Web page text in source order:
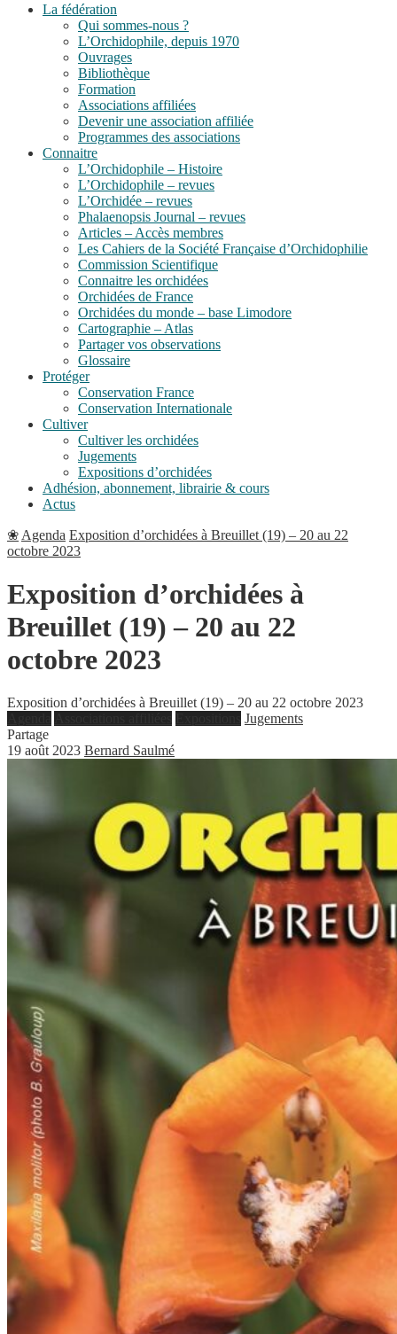
La fédération
Qui sommes-nous ?
L’Orchidophile, depuis 1970
Ouvrages
Bibliothèque
Formation
Associations affiliées
Devenir une association affiliée
Programmes des associations
Connaitre
L’Orchidophile – Histoire
L’Orchidophile – revues
L’Orchidée – revues
Phalaenopsis Journal – revues
Articles – Accès membres
Les Cahiers de la Société Française d’Orchidophilie
Commission Scientifique
Connaitre les orchidées
Orchidées de France
Orchidées du monde – base Limodore
Cartographie – Atlas
Partager vos observations
Glossaire
Protéger
Conservation France
Conservation Internationale
Cultiver
Cultiver les orchidées
Jugements
Expositions d’orchidées
Adhésion, abonnement, librairie & cours
Actus
❀ Agenda Exposition d’orchidées à Breuillet (19) – 20 au 22
octobre 2023
Exposition d’orchidées à
Breuillet (19) – 20 au 22
octobre 2023
Exposition d’orchidées à Breuillet (19) – 20 au 22 octobre 2023
Jugements
Partage
19 août 2023 Bernard Saulmé